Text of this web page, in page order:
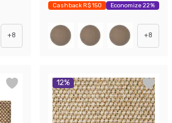
+8
Cashback R$ 150 Economize 22%
+8
12%